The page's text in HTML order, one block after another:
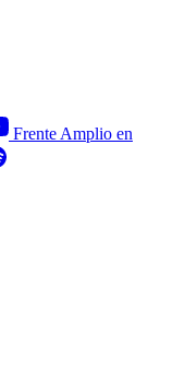
Frente Amplio en